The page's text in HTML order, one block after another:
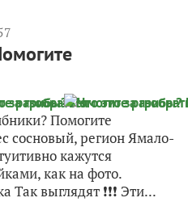
Помогите
сосновый, регион Ямало-
кажутся
как на фото.
выглядят ❗❗❗ Эти...